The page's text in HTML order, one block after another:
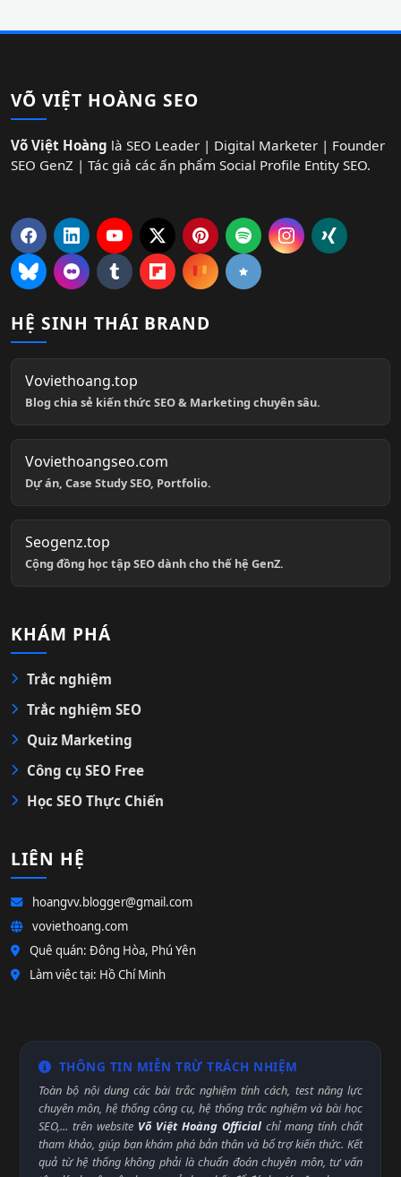
VÕ VIỆT HOÀNG SEO
Võ Việt Hoàng là SEO Leader | Digital Marketer | Founder
SEO GenZ | Tác giả các ấn phẩm Social Profile Entity SEO.
HỆ SINH THÁI BRAND
Voviethoang.top
Blog chia sẻ kiến thức SEO & Marketing chuyên sâu.
Voviethoangseo.com
Dự án, Case Study SEO, Portfolio.
Seogenz.top
Cộng đồng học tập SEO dành cho thế hệ GenZ.
KHÁM PHÁ
Trắc nghiệm
Trắc nghiệm SEO
Quiz Marketing
Công cụ SEO Free
Học SEO Thực Chiến
LIÊN HỆ
hoangvv.blogger@gmail.com
voviethoang.com
Quê quán: Đông Hòa, Phú Yên
Làm việc tại: Hồ Chí Minh
THÔNG TIN MIỄN TRỪ TRÁCH NHIỆM
Toàn bộ nội dung các bài trắc nghiệm tính cách, test năng lực
chuyên môn, hệ thống công cụ, hệ thống trắc nghiệm và bài học
SEO,... trên website Võ Việt Hoàng Official chỉ mang tính chất
tham khảo, giúp bạn khám phá bản thân và bổ trợ kiến thức. Kết
quả từ hệ thống không phải là chuẩn đoán chuyên môn, tư vấn